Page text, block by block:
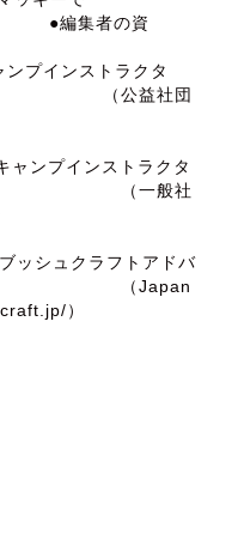
の資
ンストラクタ
社団
leader）
ンストラクタ
般社
）
ラフトアドバ
Japan
）